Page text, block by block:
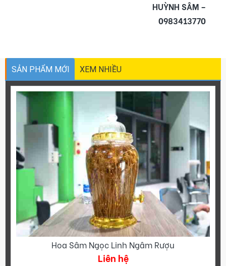
viết
HUỲNH SÂM –
0983413770
SẢN PHẨM MỚI XEM NHIỀU
Hoa Sâm Ngọc Linh Ngâm Rượu
Liên hệ